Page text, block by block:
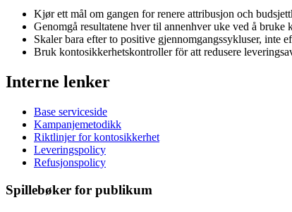
Kjør ett mål om gangen for renere attribusjon och
Genomgå resultatene hver til annenhver uke ved å bruke
Skaler bara efter to positive gjennomgangssykluser, inte
Bruk kontosikkerhetskontroller för att redusere
Interne lenker
Base serviceside
Kampanjemetodikk
Riktlinjer for kontosikkerhet
Leveringspolicy
Refusjonspolicy
Spillebøker for publikum